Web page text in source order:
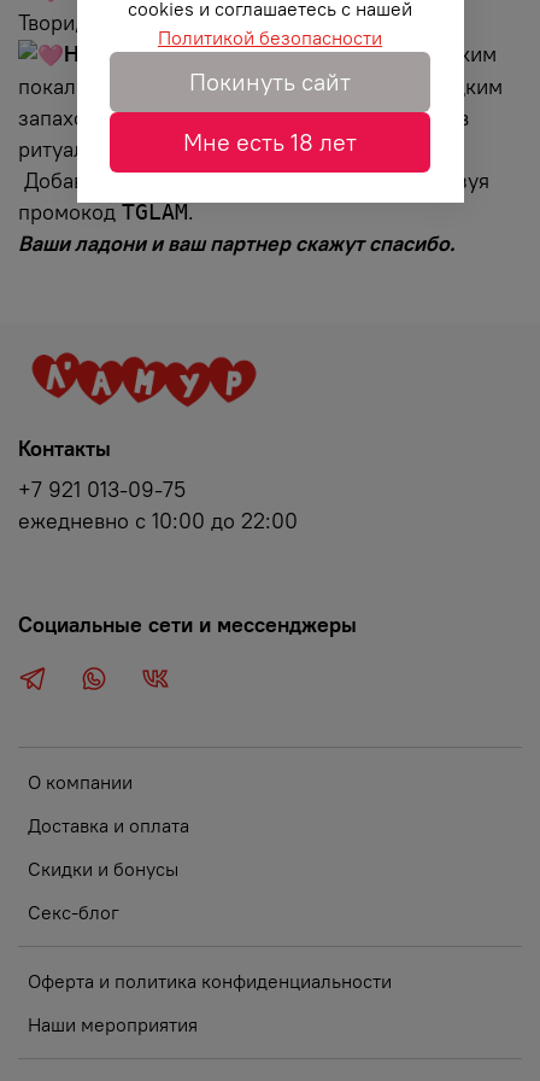
Твори, где душа пожелает!
Наслаждайся — как кожа реагирует легким
покалыванием, как воздух наполняется сладким
запахом, как обычный вечер превращается в
ритуал доверия и нежности.
Добавьте в корзину щепотку магии, используя
промокод TGLAM.
Ваши ладони и ваш партнер скажут спасибо.
О компании
Доставка и оплата
Скидки и бонусы
Секс-блог
Оферта и политика конфиденциальности
Наши мероприятия
Контакты
+7 921 013-09-75
ежедневно с 10:00 до 22:00
Социальные сети и мессенджеры
cookies и соглашаетесь с нашей
Политикой безопасности
Покинуть сайт
Мне есть 18 лет